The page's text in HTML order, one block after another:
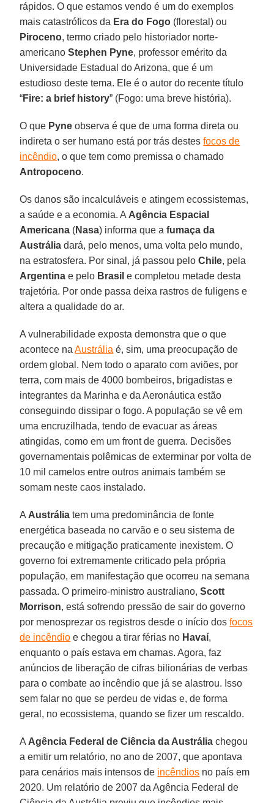
rápidos. O que estamos vendo é um do exemplos
mais catastróficos da Era do Fogo (florestal) ou
Piroceno, termo criado pelo historiador norte-
americanoStephen Pyne, professor emérito da
Universidade Estadual do Arizona, que é um
estudioso deste tema. Ele é o autor do recente título
“Fire: a brief history” (Fogo: uma breve história).
O que Pyne observa é que de uma forma direta ou
indireta o ser humano está por trás destesfocos de
incêndio, o que tem como premissa o chamado
Antropoceno.
Os danos são incalculáveis e atingem ecossistemas,
a saúde e a economia. A Agência Espacial
Americana (Nasa) informa que afumaça da
Austrália dará, pelo menos, uma volta pelo mundo,
na estratosfera. Por sinal, já passou peloChile, pela
Argentina e pelo Brasil e completou metade desta
trajetória. Por onde passa deixa rastros de fuligens e
altera a qualidade do ar.
A vulnerabilidade exposta demonstra que o que
acontece naAustrália é, sim, uma preocupação de
ordem global. Nem todo o aparato com aviões, por
terra, com mais de 4000 bombeiros, brigadistas e
integrantes da Marinha e da Aeronáutica estão
conseguindo dissipar o fogo. A população se vê em
uma encruzilhada, tendo de evacuar as áreas
atingidas, como em um front de guerra. Decisões
governamentais polêmicas de exterminar por volta de
10 mil camelos entre outros animais também se
somam neste caos instalado.
A Austrália tem uma predominância de fonte
energética baseada no carvão e o seu sistema de
precaução e mitigação praticamente inexistem. O
governo foi extremamente criticado pela própria
população, em manifestação que ocorreu na semana
passada. O primeiro-ministro australiano,Scott
Morrison, está sofrendo pressão de sair do governo
por menosprezar os registros desde o início dos focos
de incêndio e chegou a tirar férias no Havaí,
enquanto o país estava em chamas. Agora, faz
anúncios de liberação de cifras bilionárias de verbas
para o combate ao incêndio que já se alastrou. Isso
sem falar no que se perdeu de vidas e, de forma
geral, no ecossistema, quando se fizer um rescaldo.
A Agência Federal de Ciência da Austrália chegou
a emitir um relatório, no ano de 2007, que apontava
para cenários mais intensos de incêndios no país em
2020. Um relatório de 2007 da Agência Federal de